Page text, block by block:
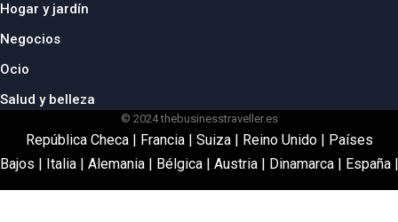
Hogar y jardín
Negocios
Ocio
Salud y belleza
© 2024 thebusinesstraveller.es
República Checa| Francia| Suiza| Reino Unido| Países
Bajos | Italia | Alemania | Bélgica | Austria | Dinamarca | España